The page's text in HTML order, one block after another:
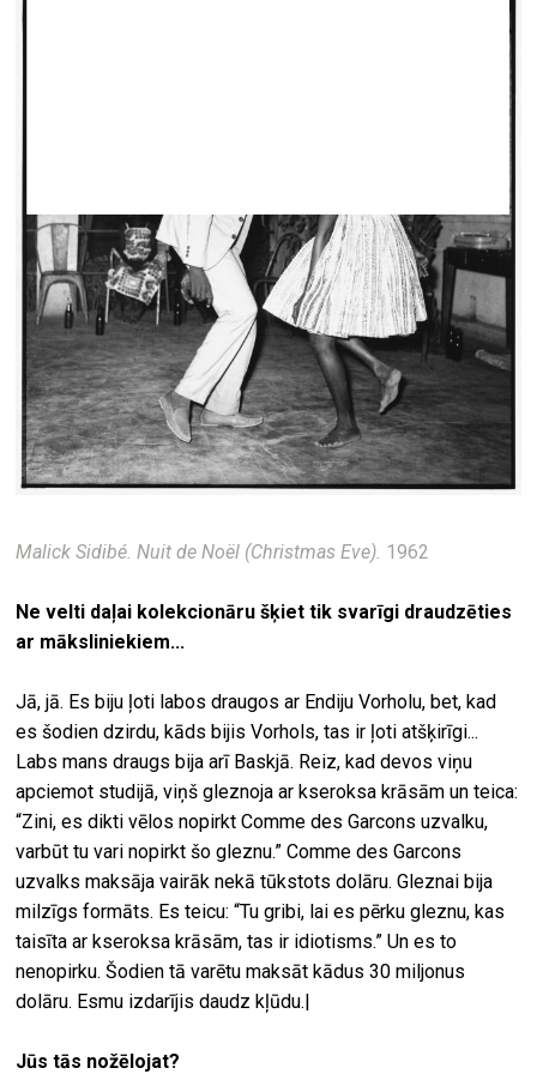
Malick Sidibé. Nuit de Noël (Christmas Eve). 1962
Ne velti daļai kolekcionāru šķiet tik svarīgi draudzēties
ar māksliniekiem...
Jā, jā. Es biju ļoti labos draugos ar Endiju Vorholu, bet, kad
es šodien dzirdu, kāds bijis Vorhols, tas ir ļoti atšķirīgi...
Labs mans draugs bija arī Baskjā. Reiz, kad devos viņu
apciemot studijā, viņš gleznoja ar kseroksa krāsām un teica:
“Zini, es dikti vēlos nopirkt Comme des Garcons uzvalku,
varbūt tu vari nopirkt šo gleznu.” Comme des Garcons
uzvalks maksāja vairāk nekā tūkstots dolāru. Gleznai bija
milzīgs formāts. Es teicu: “Tu gribi, lai es pērku gleznu, kas
taisīta ar kseroksa krāsām, tas ir idiotisms.” Un es to
nenopirku. Šodien tā varētu maksāt kādus 30 miljonus
dolāru. Esmu izdarījis daudz kļūdu.|
Jūs tās nožēlojat?